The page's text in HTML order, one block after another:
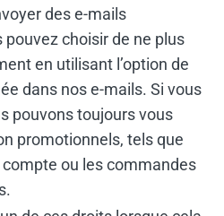
des e-mails
choisir de ne plus
en utilisant l’option de
dans nos e-mails. Si vous
pouvons toujours vous
promotionnels, tels que
ou les commandes